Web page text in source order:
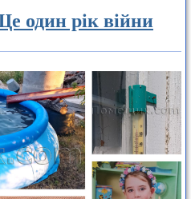
один рік війни